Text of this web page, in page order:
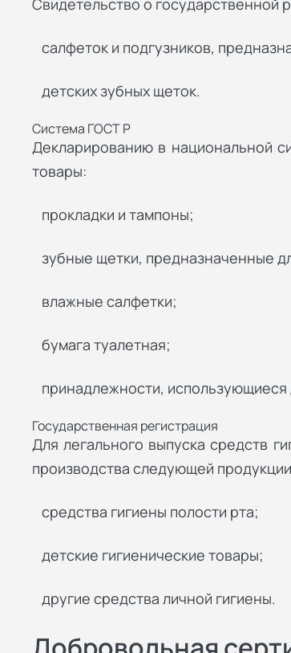
Свидетельство о государственной
салфеток и подгузников,
детских зубных щеток.
Система ГОСТ Р
Декларированию в национальной
товары:
прокладки и тампоны;
зубные щетки, предназначенные
влажные салфетки;
бумага туалетная;
принадлежности, использующиеся
Государственная регистрация
Для легального выпуска средств
производства следующей
средства гигиены полости рта;
детские гигиенические товары;
другие средства личной гигиены.